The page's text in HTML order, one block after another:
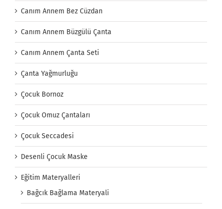
Canım Annem Bez Cüzdan
Canım Annem Büzgülü Çanta
Canım Annem Çanta Seti
Çanta Yağmurluğu
Çocuk Bornoz
Çocuk Omuz Çantaları
Çocuk Seccadesi
Desenli Çocuk Maske
Eğitim Materyalleri
Bağcık Bağlama Materyali